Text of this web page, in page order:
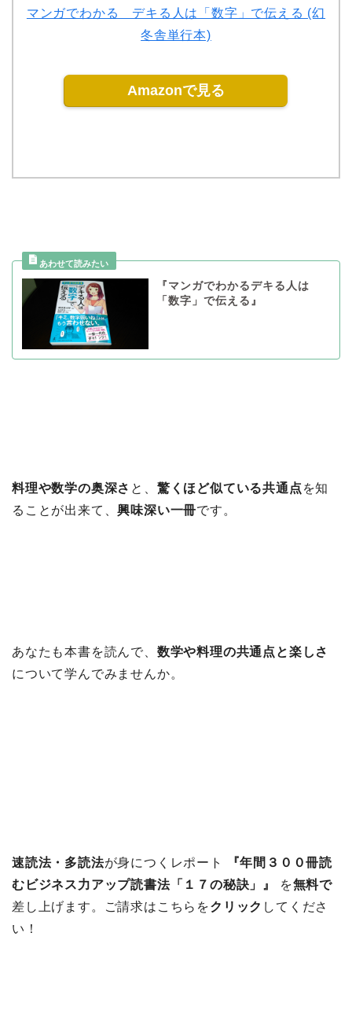
マンガでわかる デキる人は「数字」で伝える (幻
冬舎単行本)
Amazonで見る
『マンガでわかるデキる人は
「数字」で伝える』
料理や数学の奥深さ と、 驚くほど似ている共通点 を知
ることが出来て、興味深い一冊です。
あなたも本書を読んで、 数学や料理の共通点と楽しさ
について学んでみませんか。
速読法・多読法が身につくレポート
『年間３００冊読
むビジネス力アップ読書法「１７の秘訣」』
を無料で
差し上げます。ご請求はこちらをクリック してくださ
い！